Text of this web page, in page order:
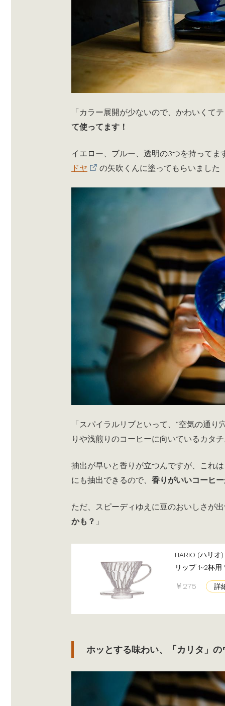
「カラー展開が少ないので、かわいくて
て使ってます！
イエロー、ブルー、透明の3つを持って
ドヤ
の矢吹くんに塗ってもらいました
「スパイラルリブといって、“空気の通
りや浅煎りのコーヒーに向いているカタ
抽出が早いと香りが立つんですが、これ
にも抽出できるので、 香りがいいコーヒ
ただ、スピーディゆえに豆のおいしさが
かも？ 」
HARIO (ハリオ
リップ 1~2杯
￥275 詳
ホッとする味わい、「カリタ」